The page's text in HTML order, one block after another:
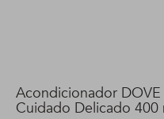
Acondicionador DOVE
Cuidado Delicado 400